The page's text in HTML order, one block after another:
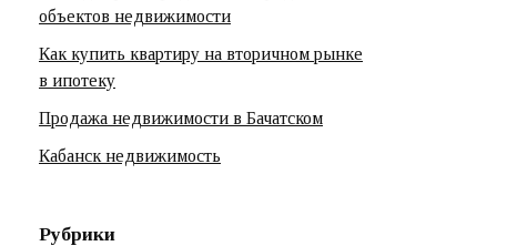
объектов недвижимости
Как купить квартиру на вторичном рынке
в ипотеку
Продажа недвижимости в Бачатском
Кабанск недвижимость
Рубрики